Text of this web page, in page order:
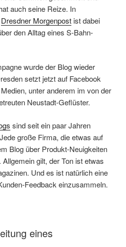
auch seine Reize. In
Dresdner Morgenpost ist dabei
den Alltag eines S-Bahn-
wurde der Blog wieder
setzt jetzt auf Facebook
unter anderem im von der
Neustadt-Geflüster.
sind seit ein paar Jahren
große Firma, die etwas auf
Blog über Produkt-Neuigkeiten
gilt, der Ton ist etwas
Und es ist natürlich eine
Feedback einzusammeln.
eines